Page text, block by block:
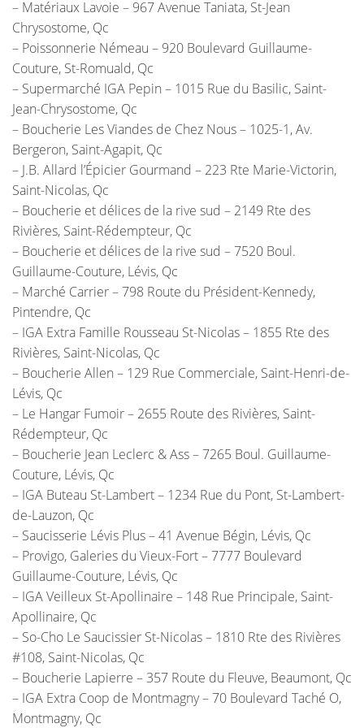
– Matériaux Lavoie – 967 Avenue Taniata, St-Jean
Chrysostome, Qc
– Poissonnerie Némeau – 920 Boulevard Guillaume-
Couture, St-Romuald, Qc
– Supermarché IGA Pepin – 1015 Rue du Basilic, Saint-
Jean-Chrysostome, Qc
– Boucherie Les Viandes de Chez Nous – 1025-1, Av.
Bergeron, Saint-Agapit, Qc
– J.B. Allard l’Épicier Gourmand – 223 Rte Marie-Victorin,
Saint-Nicolas, Qc
– Boucherie et délices de la rive sud – 2149 Rte des
Rivières, Saint-Rédempteur, Qc
– Boucherie et délices de la rive sud – 7520 Boul.
Guillaume-Couture, Lévis, Qc
– Marché Carrier – 798 Route du Président-Kennedy,
Pintendre, Qc
– IGA Extra Famille Rousseau St-Nicolas – 1855 Rte des
Rivières, Saint-Nicolas, Qc
– Boucherie Allen – 129 Rue Commerciale, Saint-Henri-de-
Lévis, Qc
– Le Hangar Fumoir – 2655 Route des Rivières, Saint-
Rédempteur, Qc
– Boucherie Jean Leclerc & Ass – 7265 Boul. Guillaume-
Couture, Lévis, Qc
– IGA Buteau St-Lambert – 1234 Rue du Pont, St-Lambert-
de-Lauzon, Qc
– Saucisserie Lévis Plus – 41 Avenue Bégin, Lévis, Qc
– Provigo, Galeries du Vieux-Fort – 7777 Boulevard
Guillaume-Couture, Lévis, Qc
– IGA Veilleux St-Apollinaire – 148 Rue Principale, Saint-
Apollinaire, Qc
– So-Cho Le Saucissier St-Nicolas – 1810 Rte des Rivières
#108, Saint-Nicolas, Qc
– Boucherie Lapierre – 357 Route du Fleuve, Beaumont, Qc
– IGA Extra Coop de Montmagny – 70 Boulevard Taché O,
Montmagny, Qc